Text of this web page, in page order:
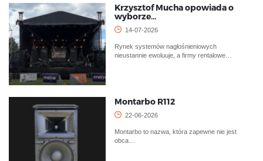
Krzysztof Mucha opowiada o
wyborze…
14-07-2026
Rynek systemów nagłośnieniowych
nieustannie ewoluuje, a firmy rentalowe…
Montarbo R112
22-06-2026
Montarbo to nazwa, która zapewne nie jest
obca…